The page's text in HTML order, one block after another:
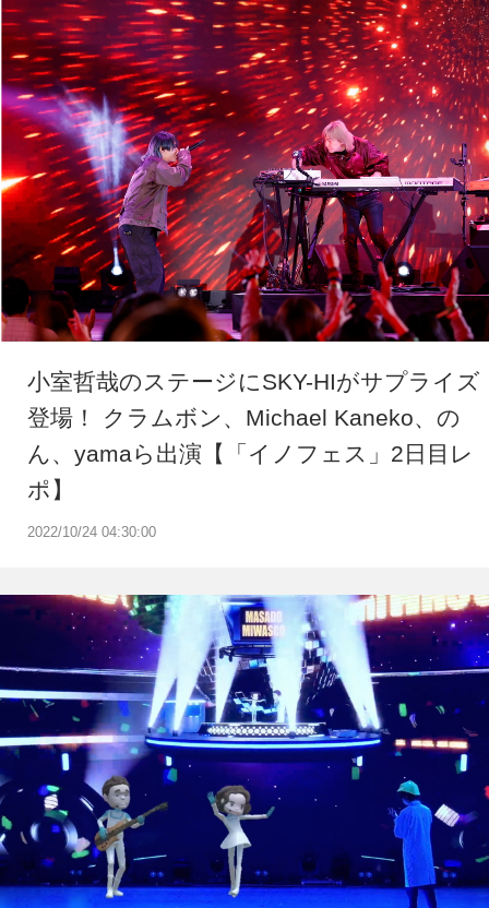
2022/10/24 04:30:00
小室哲哉のステージにSKY-HIがサプライズ
登場！ クラムボン、Michael Kaneko、の
ん、yamaら出演【「イノフェス」2日目レ
ポ】